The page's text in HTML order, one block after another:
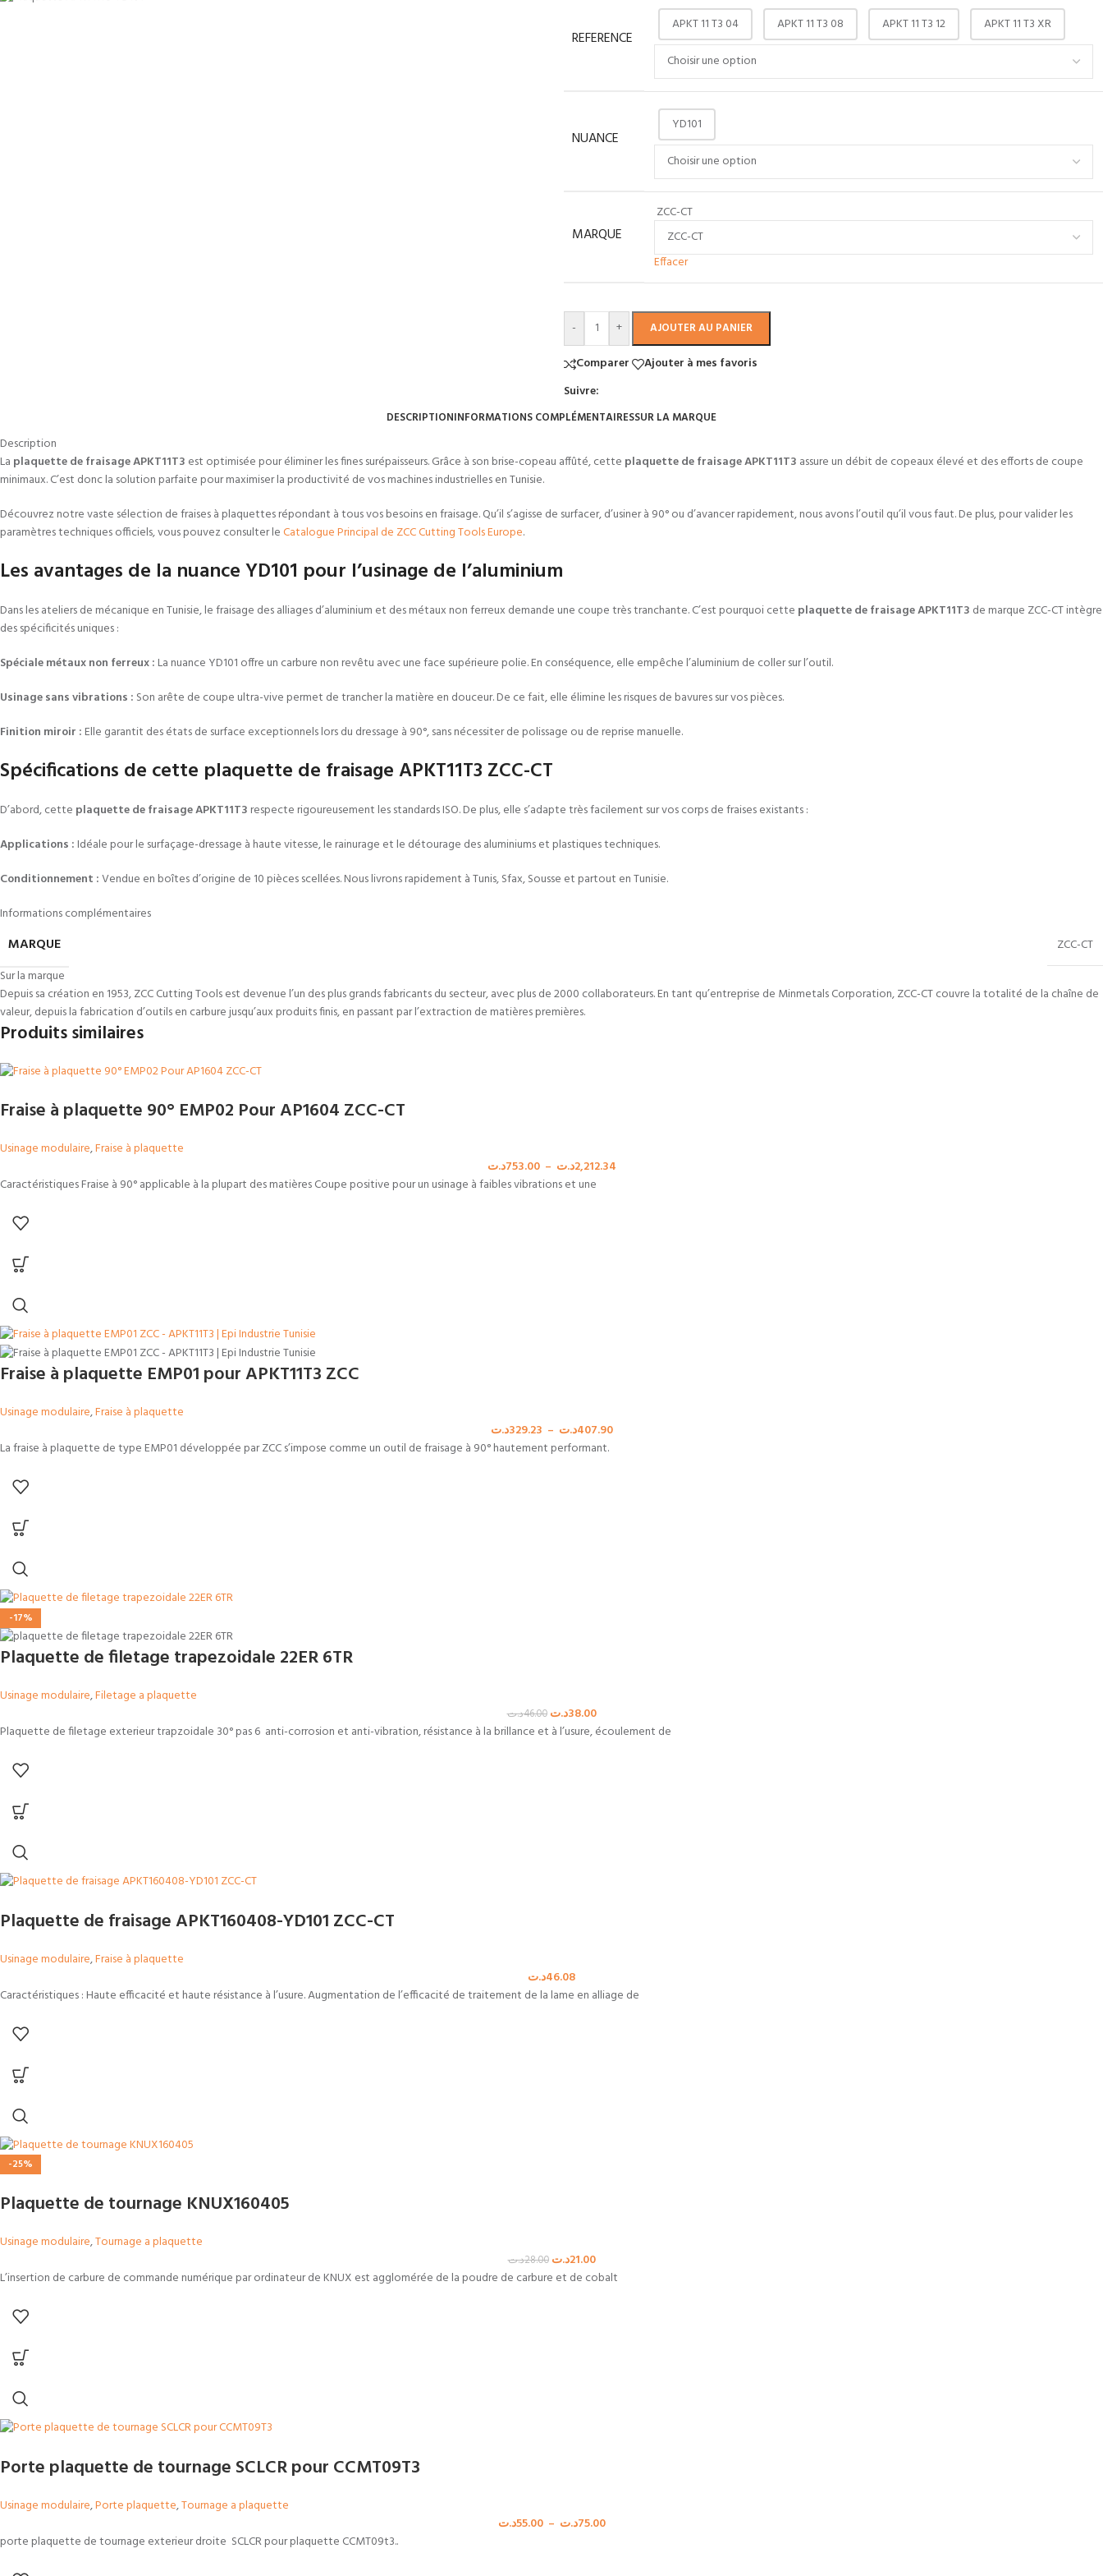
REFERENCE
APKT 11 T3 04 APKT 11 T3 08 APKT 11 T3 12 APKT 11 T3 XR
NUANCE
YD101
MARQUE
ZCC-CT
Effacer
- + AJOUTER AU PANIER
Comparer
Ajouter à mes favoris
Suivre:
DESCRIPTIONINFORMATIONS COMPLÉMENTAIRESSUR LA MARQUE
Description
La plaquette de fraisage APKT11T3 est optimisée pour éliminer les fines surépaisseurs. Grâce à son brise-copeau affûté, cette plaquette de fraisage APKT11T3 assure un débit de copeaux élevé et des efforts de coupe
minimaux. C’est donc la solution parfaite pour maximiser la productivité de vos machines industrielles en Tunisie.
Découvrez notre vaste sélection de fraises à plaquettes répondant à tous vos besoins en fraisage. Qu’il s’agisse de surfacer, d’usiner à 90° ou d’avancer rapidement, nous avons l’outil qu’il vous faut. De plus, pour valider les
paramètres techniques officiels, vous pouvez consulter leCatalogue Principal de ZCC Cutting Tools Europe.
Les avantages de la nuance YD101 pour l’usinage de l’aluminium
Dans les ateliers de mécanique en Tunisie, le fraisage des alliages d’aluminium et des métaux non ferreux demande une coupe très tranchante. C’est pourquoi cette plaquette de fraisage APKT11T3 de marque ZCC-CT intègre
des spécificités uniques :
Spéciale métaux non ferreux :La nuance YD101 offre un carbure non revêtu avec une face supérieure polie. En conséquence, elle empêche l’aluminium de coller sur l’outil.
Usinage sans vibrations : Son arête de coupe ultra-vive permet de trancher la matière en douceur. De ce fait, elle élimine les risques de bavures sur vos pièces.
Finition miroir :Elle garantit des états de surface exceptionnels lors du dressage à 90°, sans nécessiter de polissage ou de reprise manuelle.
Spécifications de cette plaquette de fraisage APKT11T3 ZCC-CT
D’abord, cette plaquette de fraisage APKT11T3respecte rigoureusement les standards ISO. De plus, elle s’adapte très facilement sur vos corps de fraises existants :
Applications :Idéale pour le surfaçage-dressage à haute vitesse, le rainurage et le détourage des aluminiums et plastiques techniques.
Conditionnement :Vendue en boîtes d’origine de 10 pièces scellées. Nous livrons rapidement à Tunis, Sfax, Sousse et partout en Tunisie.
Informations complémentaires
MARQUE
ZCC-CT
Sur la marque
Depuis sa création en 1953, ZCC Cutting Tools est devenue l’un des plus grands fabricants du secteur, avec plus de 2000 collaborateurs. En tant qu’entreprise de Minmetals Corporation, ZCC-CT couvre la totalité de la chaîne de
valeur, depuis la fabrication d’outils en carbure jusqu’aux produits finis, en passant par l’extraction de matières premières.
Produits similaires
Fraise à plaquette 90° EMP02 Pour AP1604 ZCC-CT
Usinage modulaire,Fraise à plaquette
753.00د.ت – 2,212.34د.ت
Caractéristiques Fraise à 90° applicable à la plupart des matières Coupe positive pour un usinage à faibles vibrations et une
Fraise à plaquette EMP01 pour APKT11T3 ZCC
Usinage modulaire,Fraise à plaquette
329.23د.ت – 407.90د.ت
La fraise à plaquette de type EMP01 développée par ZCC s’impose comme un outil de fraisage à 90° hautement performant.
-17%
Plaquette de filetage trapezoidale 22ER 6TR
Usinage modulaire,Filetage a plaquette
46.00د.ت 38.00د.ت
Plaquette de filetage exterieur trapzoidale 30° pas 6 anti-corrosion et anti-vibration, résistance à la brillance et à l’usure, écoulement de
Plaquette de fraisage APKT160408-YD101 ZCC-CT
Usinage modulaire,Fraise à plaquette
46.08د.ت
Caractéristiques : Haute efficacité et haute résistance à l’usure. Augmentation de l’efficacité de traitement de la lame en alliage de
-25%
Plaquette de tournage KNUX160405
Usinage modulaire,Tournage a plaquette
28.00د.ت 21.00د.ت
L’insertion de carbure de commande numérique par ordinateur de KNUX est agglomérée de la poudre de carbure et de cobalt
Porte plaquette de tournage SCLCR pour CCMT09T3
Usinage modulaire,Porte plaquette,Tournage a plaquette
55.00د.ت – 75.00د.ت
porte plaquette de tournage exterieur droite SCLCR pour plaquette CCMT09t3..